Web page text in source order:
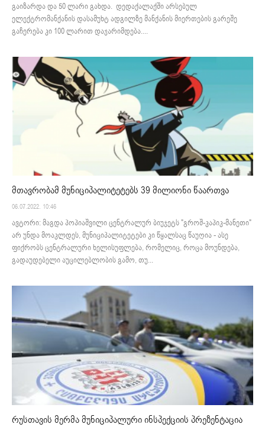
გაიზარდა და 50 ლარი გახდა. დედაქალაქში არსებულ
ელექტრომანქანის დასამუხტ ადგილზე მანქანის მიერთების გარეშე
გაჩერება კი 100 ლარით დაჯარიმდება....
მთავრობამ მუნიციპალიტეტებს 39 მილიონი წაართვა
06.07.2022. 10:46
ავტორი: მაგდა პოპიაშვილი ცენტრალურ ბიუჯეტს "გროშ-კაპიკ-მანეთი"
არ უნდა მოაკლდეს, მუნიციპალიტეტები კი წყალსაც წაუღია - ასე
ფიქრობს ცენტრალური ხელისუფლება, რომელიც, როცა მოუნდება,
გადაუდებელი აუცილებლობის გამო, თუ...
რუსთავის მერმა მუნიციპალური ინსპექციის პრეზენტაცია